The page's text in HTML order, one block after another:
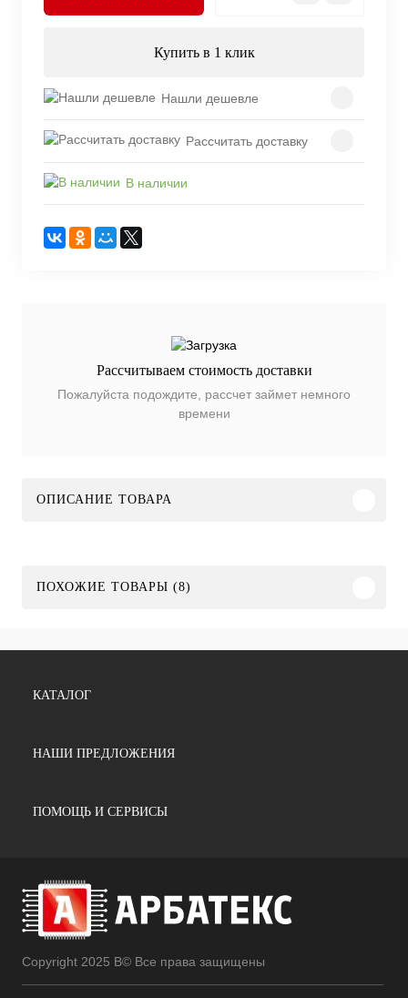
Купить в 1 клик
Нашли дешевле
Рассчитать доставку
В наличии
Рассчитываем стоимость доставки
Пожалуйста подождите, рассчет займет немного
времени
ОПИСАНИЕ ТОВАРА
ПОХОЖИЕ ТОВАРЫ (8)
КАТАЛОГ
НАШИ ПРЕДЛОЖЕНИЯ
ПОМОЩЬ И СЕРВИСЫ
Copyright 2025 В© Все права защищены